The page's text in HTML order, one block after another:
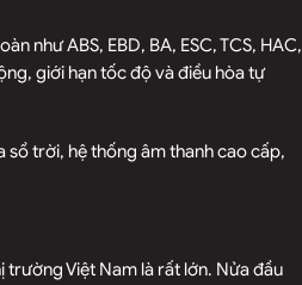
như ABS, EBD, BA, ESC, TCS, HAC,
giới hạn tốc độ và điều hòa tự
sổ trời, hệ thống âm thanh cao cấp,
trường Việt Nam là rất lớn. Nửa đầu